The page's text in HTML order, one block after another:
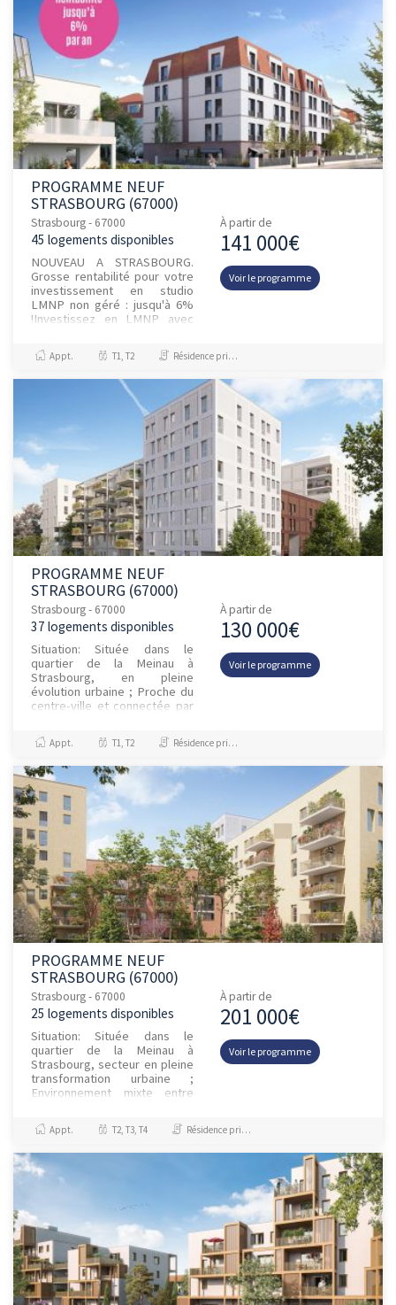
PROGRAMME NEUF
STRASBOURG (67000)
Strasbourg - 67000
45 logements disponibles
NOUVEAU A STRASBOURG.
Grosse rentabilité pour votre
investissement en studio
LMNP non géré : jusqu'à 6%
!Investissez en LMNP avec
résidence neuve dédiée aux
jeu...
À partir de
141 000€
Voir le programme
Appt. T1, T2 Résidence principale / PTZ, Investissement et Défiscalisation
PROGRAMME NEUF
STRASBOURG (67000)
Strasbourg - 67000
37 logements disponibles
Situation: Située dans le
quartier de la Meinau à
Strasbourg, en pleine
évolution urbaine ; Proche du
centre-ville et connectée par
immédiate des écoles, c...
À partir de
130 000€
Voir le programme
Appt. T1, T2 Résidence principale / PTZ, Investissement et Défiscalisation
PROGRAMME NEUF
STRASBOURG (67000)
Strasbourg - 67000
25 logements disponibles
Situation: Située dans le
quartier de la Meinau à
Strasbourg, secteur en pleine
transformation urbaine ;
Environnement mixte entre
de quartier ; Cadre de vi...
À partir de
201 000€
Voir le programme
Appt. T2, T3, T4 Résidence principale / PTZ, Investissement et Défiscalisation